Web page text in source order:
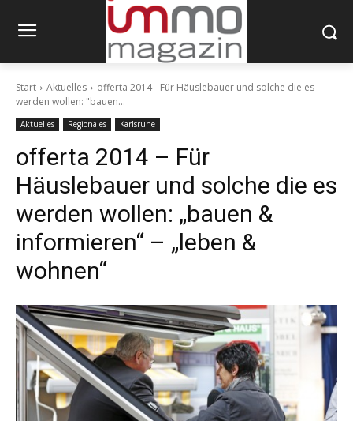
Start Aktuelles
offerta 2014 - Für Häuslebauer und solche die es
werden wollen: "bauen...
Aktuelles Regionales Karlsruhe
offerta 2014 – Für
Häuslebauer und solche die es
werden wollen: „bauen &
informieren“ – „leben &
wohnen“